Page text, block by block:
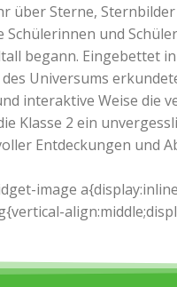
über Sterne,
und
begann. Eingebettet
Universums
interaktive Weise die
Klasse 2 ein
Entdeckungen und
image